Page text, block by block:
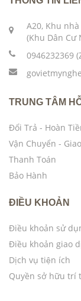
A20, Khu nhà
(Khu Dân Cư
0946232369
TRUNG TÂM
Đổi Trả - Hoàn
Vận Chuyển -
Thanh Toán
Bảo Hành
ĐIỀU KHOẢN
Điều khoản sử
Điều khoản giao
Dịch vụ tiện ích
Quyền sở hữu trí